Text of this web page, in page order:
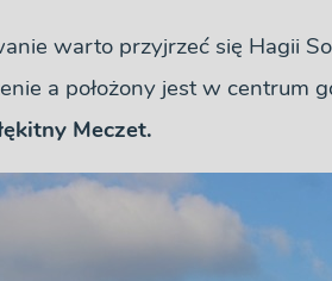
warto przyjrzeć się Hagii
a położony jest w centrum
Meczet.